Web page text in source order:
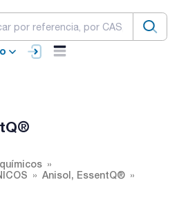
Anisol, EssentQ®